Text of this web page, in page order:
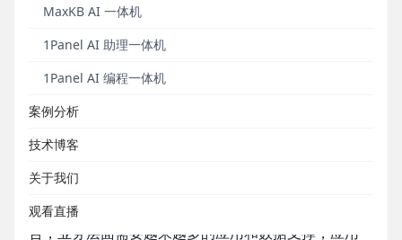
MaxKB AI 一体机
1Panel AI 助理一体机
1Panel AI 编程一体机
案例分析
技术博客
关于我们
观看直播
终伴随万华化学的成长和发展，持续为其业务创新提
不断扩张的发展局面，由应用支撑业务发展背景下的
信息资源供需矛盾初现端倪。万华化学急需一种新的
管理要求，为企业IT提供高效、便捷、清晰的资源服务
管理路径。
挑战：企业全球化快速发展下的信息化供应链保障
随着万华化学产业链的国际化布局和产业生态链融
合，业务层面需要越来越多的应用和数据支撑，应用